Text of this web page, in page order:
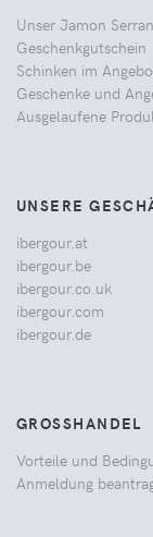
Unser Jamon
Geschenkgutschein
Schinken im
Geschenke und
Ausgelaufene
UNSERE
ibergour.at
ibergour.be
ibergour.co.uk
ibergour.com
ibergour.de
GROSSHANDEL
Vorteile und
Anmeldung